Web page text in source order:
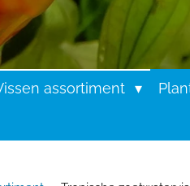
assortiment